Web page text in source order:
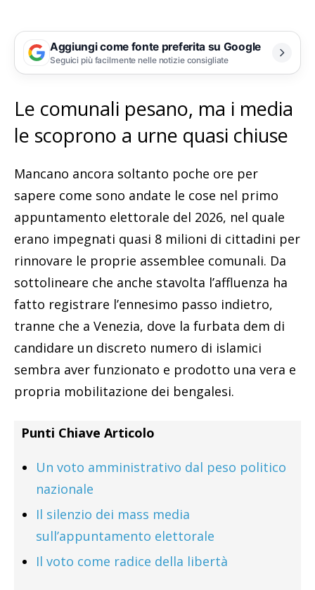
Aggiungi come fonte preferita su Google
Seguici più facilmente nelle notizie consigliate
Le comunali pesano, ma i media
le scoprono a urne quasi chiuse
Mancano ancora soltanto poche ore per
sapere come sono andate le cose nel primo
appuntamento elettorale del 2026, nel quale
erano impegnati quasi 8 milioni di cittadini per
rinnovare le proprie assemblee comunali. Da
sottolineare che anche stavolta l’affluenza ha
fatto registrare l’ennesimo passo indietro,
tranne che a Venezia, dove la furbata dem di
candidare un discreto numero di islamici
sembra aver funzionato e prodotto una vera e
propria mobilitazione dei bengalesi.
Punti Chiave Articolo
Un voto amministrativo dal peso politico
nazionale
Il silenzio dei mass media
sull’appuntamento elettorale
Il voto come radice della libertà